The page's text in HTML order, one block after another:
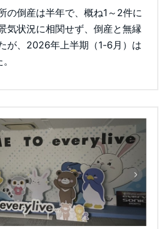
の倒産は半年で、概ね1～2件に
気状況に相関せず、倒産と無縁
が、2026年上半期（1-6月）は